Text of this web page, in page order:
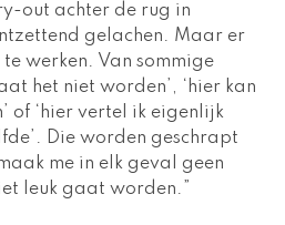
out achter de rug in
gelachen. Maar er
werken. Van sommige
het niet worden’, ‘hier kan
of ‘hier vertel ik eigenlijk
Die worden geschrapt
me in elk geval geen
leuk gaat worden.”